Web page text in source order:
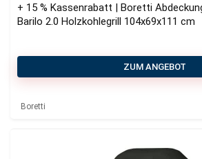
+ 15 % Kassenrabatt | Boretti
Barilo 2.0 Holzkohlegrill 104x69x111 cm
ZUM ANGEBOT
Boretti